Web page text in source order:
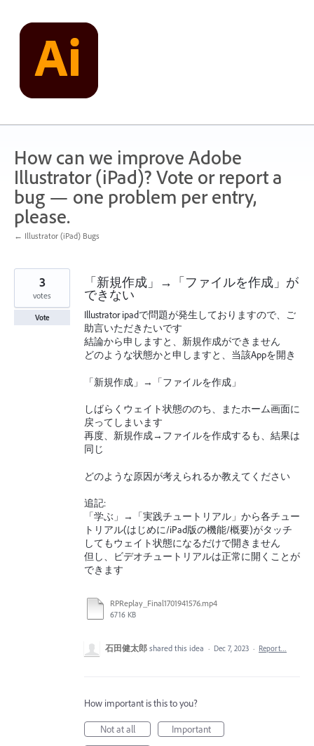
content
How can we improve Adobe
Illustrator (iPad)? Vote or report a
bug — one problem per entry,
please.
← Illustrator (iPad) Bugs
「新規作成」→「ファイルを作成」が
できない
Illustrator ipadで問題が発生しておりますので、ご
助言いただきたいです
結論から申しますと、新規作成ができません
どのような状態かと申しますと、当該Appを開き
「新規作成」→「ファイルを作成」
しばらくウェイト状態ののち、またホーム画面に
戻ってしまいます
再度、新規作成→ファイルを作成するも、結果は
同じ
どのような原因が考えられるか教えてください
追記:
「学ぶ」→「実践チュートリアル」から各チュー
トリアル(はじめに/iPad版の機能/概要)がタッチ
してもウェイト状態になるだけで開きません
但し、ビデオチュートリアルは正常に開くことが
できます
RPReplay_Final1701941576.mp4
6716 KB
3
votes
Vote
石田健太郎 shared this idea · Dec 7, 2023 · Report…
How important is this to you?
Not at all
Important